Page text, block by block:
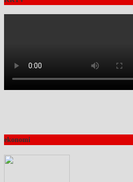
ekonomi